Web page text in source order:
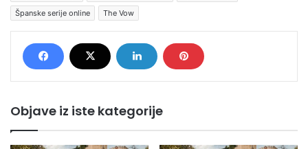
Španske serije online
The Vow
Objave iz iste kategorije